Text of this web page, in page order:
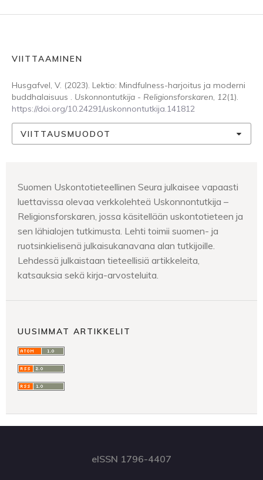
VIITTAAMINEN
Husgafvel, V. (2023). Lektio: Mindfulness-harjoitus ja moderni
buddhalaisuus . Uskonnontutkija - Religionsforskaren, 12(1).
https://doi.org/10.24291/uskonnontutkija.141812
VIITTAUSMUODOT
Suomen Uskontotieteellinen Seura julkaisee vapaasti
luettavissa olevaa verkkolehteä Uskonnontutkija –
Religionsforskaren, jossa käsitellään uskontotieteen ja
sen lähialojen tutkimusta. Lehti toimii suomen- ja
ruotsinkielisenä julkaisukanavana alan tutkijoille.
Lehdessä julkaistaan tieteellisiä artikkeleita,
katsauksia sekä kirja-arvosteluita.
UUSIMMAT ARTIKKELIT
eISSN 1796-4407